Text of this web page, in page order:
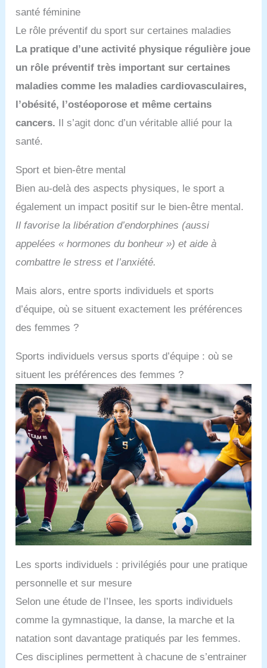
santé féminine
Le rôle préventif du sport sur certaines maladies
La pratique d’une activité physique régulière joue
un rôle préventif très important sur certaines
maladies comme les maladies cardiovasculaires,
l’obésité, l’ostéoporose et même certains
cancers. Il s’agit donc d’un véritable allié pour la
santé.
Sport et bien-être mental
Bien au-delà des aspects physiques, le sport a
également un impact positif sur le bien-être mental.
Il favorise la libération d’endorphines (aussi
appelées « hormones du bonheur ») et aide à
combattre le stress et l’anxiété.
Mais alors, entre sports individuels et sports
d’équipe, où se situent exactement les préférences
des femmes ?
Sports individuels versus sports d’équipe : où se
situent les préférences des femmes ?
Les sports individuels : privilégiés pour une pratique
personnelle et sur mesure
Selon une étude de l’Insee, les sports individuels
comme la gymnastique, la danse, la marche et la
natation sont davantage pratiqués par les femmes.
Ces disciplines permettent à chacune de s’entrainer